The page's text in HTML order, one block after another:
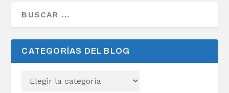
CATEGORÍAS DEL BLOG